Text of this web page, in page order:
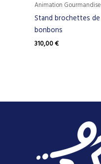
Animation Gourmandise
Stand brochettes de
bonbons
310,00€